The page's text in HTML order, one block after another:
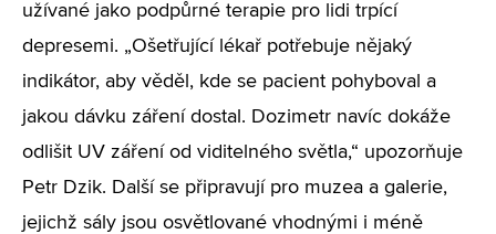
užívané jako podpůrné terapie pro lidi trpící
depresemi. „Ošetřující lékař potřebuje nějaký
indikátor, aby věděl, kde se pacient pohyboval a
jakou dávku záření dostal. Dozimetr navíc dokáže
odlišit UV záření od viditelného světla,“ upozorňuje
Petr Dzik. Další se připravují pro muzea a galerie,
jejichž sály jsou osvětlované vhodnými i méně